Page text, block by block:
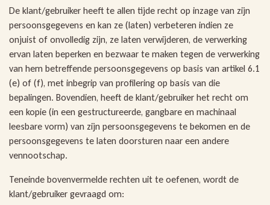
De klant/gebruiker heeft te allen tijde recht op inzage van zijn
persoonsgegevens en kan ze (laten) verbeteren indien ze
onjuist of onvolledig zijn, ze laten verwijderen, de verwerking
ervan laten beperken en bezwaar te maken tegen de verwerking
van hem betreffende persoonsgegevens op basis van artikel 6.1
(e) of (f), met inbegrip van profilering op basis van die
bepalingen. Bovendien, heeft de klant/gebruiker het recht om
een kopie (in een gestructureerde, gangbare en machinaal
leesbare vorm) van zijn persoonsgegevens te bekomen en de
persoonsgegevens te laten doorsturen naar een andere
vennootschap.
Teneinde bovenvermelde rechten uit te oefenen, wordt de
klant/gebruiker gevraagd om: